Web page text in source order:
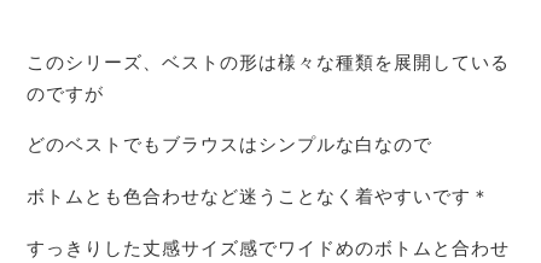
このシリーズ、ベストの形は様々な種類を展開している
のですが
どのベストでもブラウスはシンプルな白なので
ボトムとも色合わせなど迷うことなく着やすいです＊
すっきりした丈感サイズ感でワイドめのボトムと合わせ